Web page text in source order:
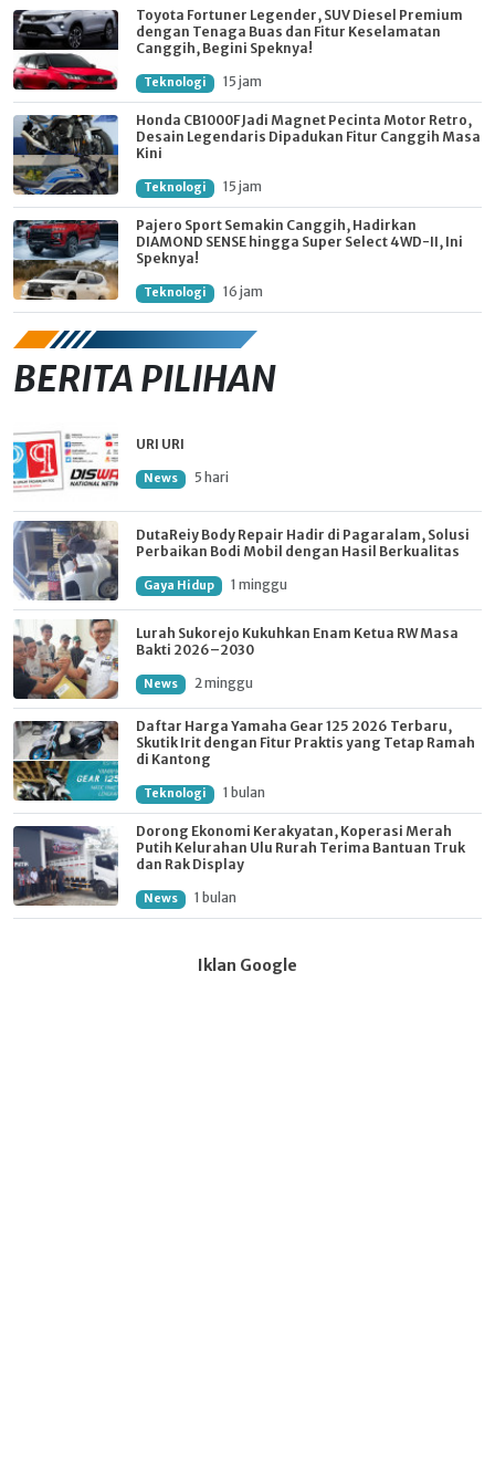
Toyota Fortuner Legender, SUV Diesel Premium
dengan Tenaga Buas dan Fitur Keselamatan
Canggih, Begini Speknya!
Teknologi 15 jam
Honda CB1000F Jadi Magnet Pecinta Motor Retro,
Desain Legendaris Dipadukan Fitur Canggih Masa
Kini
Teknologi 15 jam
Pajero Sport Semakin Canggih, Hadirkan
DIAMOND SENSE hingga Super Select 4WD-II, Ini
Speknya!
Teknologi 16 jam
BERITA PILIHAN
URI URI
News 5 hari
DutaReiy Body Repair Hadir di Pagaralam, Solusi
Perbaikan Bodi Mobil dengan Hasil Berkualitas
Gaya Hidup 1 minggu
Lurah Sukorejo Kukuhkan Enam Ketua RW Masa
Bakti 2026–2030
News 2 minggu
Daftar Harga Yamaha Gear 125 2026 Terbaru,
Skutik Irit dengan Fitur Praktis yang Tetap Ramah
di Kantong
Teknologi 1 bulan
Dorong Ekonomi Kerakyatan, Koperasi Merah
Putih Kelurahan Ulu Rurah Terima Bantuan Truk
dan Rak Display
News 1 bulan
Iklan Google